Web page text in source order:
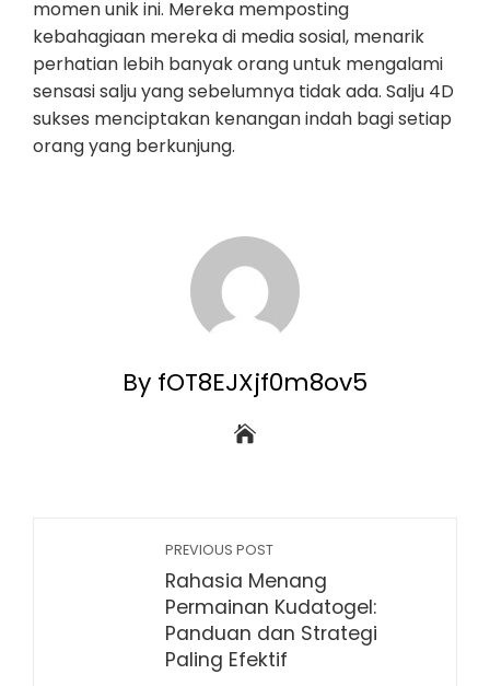
momen unik ini. Mereka memposting
kebahagiaan mereka di media sosial, menarik
perhatian lebih banyak orang untuk mengalami
sensasi salju yang sebelumnya tidak ada. Salju 4D
sukses menciptakan kenangan indah bagi setiap
orang yang berkunjung.
By fOT8EJXjf0m8ov5
PREVIOUS POST
Rahasia Menang
Permainan Kudatogel:
Panduan dan Strategi
Paling Efektif